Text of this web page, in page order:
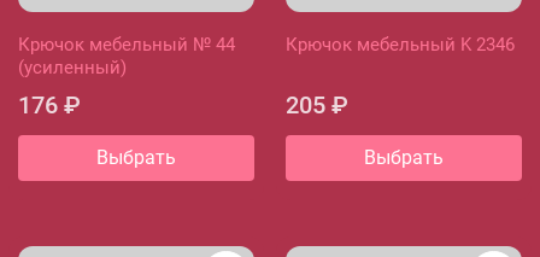
Крючок мебельный № 44
(усиленный)
176 ₽
Выбрать
Крючок мебельный K 2346
205 ₽
Выбрать